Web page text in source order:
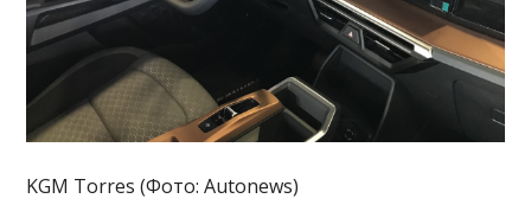
KGM Torres (Фото: Autonews)